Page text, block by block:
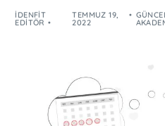
IDENFIT
EDITÖR
TEMMUZ 19,
2022